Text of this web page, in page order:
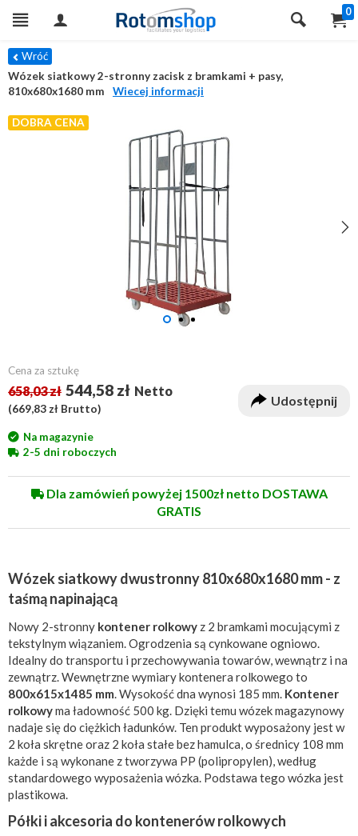
0
Wróć
Wózek siatkowy 2-stronny zacisk z bramkami + pasy,
810x680x1680 mm
Wiecej informacji
DOBRA CENA
Cena za sztukę
658,03 zł 544,58 zł Netto
(669,83 zł Brutto)
Udostępnij
Na magazynie
2-5 dni roboczych
Dla zamówień powyżej 1500zł netto DOSTAWA
GRATIS
Wózek siatkowy dwustronny 810x680x1680 mm - z
taśmą napinającą
Nowy 2-stronny kontener rolkowy z 2 bramkami mocującymi z
tekstylnym wiązaniem. Ogrodzenia są cynkowane ogniowo.
Idealny do transportu i przechowywania towarów, wewnątrz i na
zewnątrz. Wewnętrzne wymiary kontenera rolkowego to
800x615x1485 mm. Wysokość dna wynosi 185 mm. Kontener
rolkowyma ładowność 500 kg. Dzięki temu wózek magazynowy
nadaje się do ciężkich ładunków. Ten produkt wyposażony jest w
2 koła skrętne oraz 2 koła stałe bez hamulca, o średnicy 108 mm
każde i są wykonane z tworzywa PP (polipropylen), według
standardowego wyposażenia wózka. Podstawa tego wózka jest
plastikowa.
Półki i akcesoria do kontenerów rolkowych